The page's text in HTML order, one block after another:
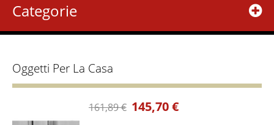
Categorie
Oggetti Per La Casa
161,89 € 145,70 €